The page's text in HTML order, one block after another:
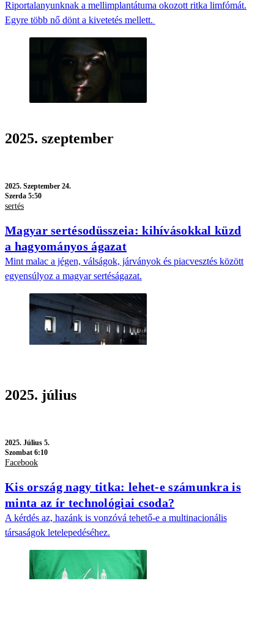
Riportalanyunknak a mellimplantátuma okozott ritka limfómát.
Egyre több nő dönt a kivetetés mellett.
2025. szeptember
2025. Szeptember 24.
Szerda 5:50
sertés
Magyar sertésodüsszeia: kihívásokkal küzd
a hagyományos ágazat
Mint malac a jégen, válságok, járványok és piacvesztés között
egyensúlyoz a magyar sertéságazat.
2025. július
2025. Július 5.
Szombat 6:10
Facebook
Kis ország nagy titka: lehet-e számunkra is
minta az ír technológiai csoda?
A kérdés az, hazánk is vonzóvá tehető-e a multinacionális
társaságok letelepedéséhez.